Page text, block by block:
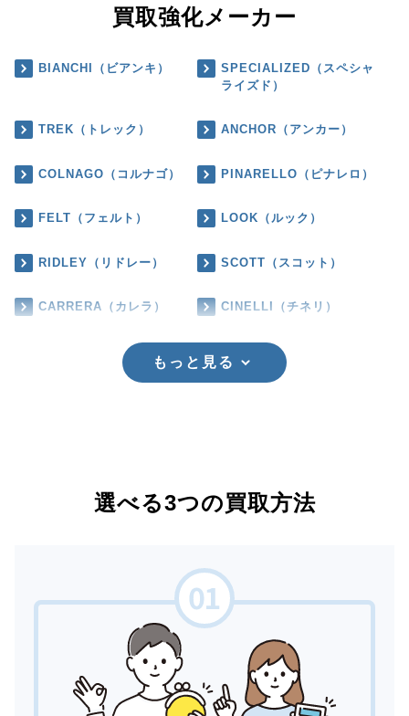
買取強化メーカー
BIANCHI（ビアンキ）
SPECIALIZED（スペシャ
ライズド）
TREK（トレック） ANCHOR（アンカー）
COLNAGO（コルナゴ） PINARELLO（ピナレロ）
FELT（フェルト） LOOK（ルック）
RIDLEY（リドレー） SCOTT（スコット）
CARRERA（カレラ） CINELLI（チネリ）
もっと見る
選べる3つの買取方法